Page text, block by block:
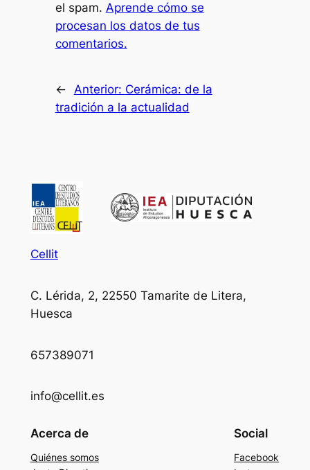
el spam. Aprende cómo se
procesan los datos de tus
comentarios.
← Anterior: Cerámica: de la
tradición a la actualidad
Cellit
C. Lérida, 2, 22550 Tamarite de Litera,
Huesca
657389071
info@cellit.es
Acerca de
Quiénes somos
Social
Facebook